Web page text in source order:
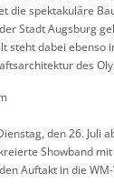
die spektakuläre
Stadt Augsburg
steht dabei
des
den 26. Juli
Showband
Auftakt in die